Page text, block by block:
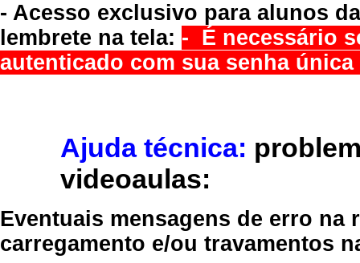
- Acesso exclusivo para alunos
lembrete na tela: - É necessário
autenticado com sua senha
Ajuda técnica:
videoaulas:
Eventuais mensagens de erro
carregamento e/ou travamentos